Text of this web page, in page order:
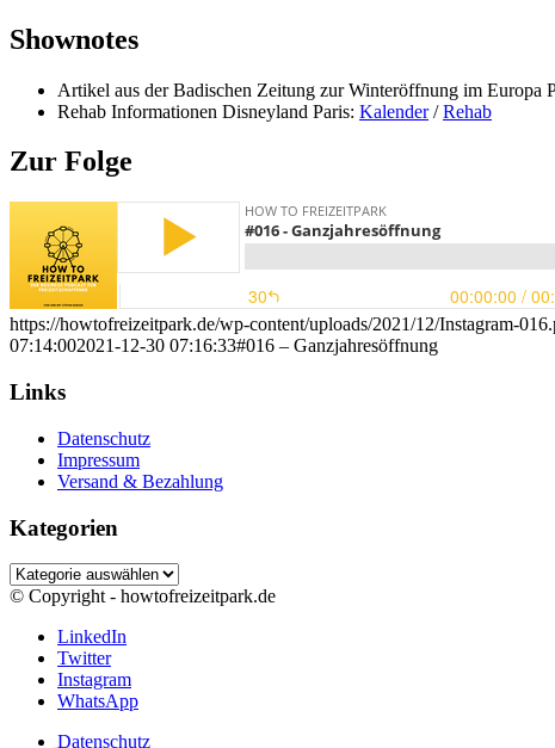
Shownotes
Artikel aus der Badischen Zeitung zur Winteröffnung im Europa
Rehab Informationen Disneyland Paris: Kalender/Rehab
Zur Folge
https://howtofreizeitpark.de/wp-content/uploads/2021/12/Instagram-
07:14:002021-12-30 07:16:33#016 – Ganzjahresöffnung
Links
Datenschutz
Impressum
Versand & Bezahlung
Kategorien
Kategorien
© Copyright - howtofreizeitpark.de
LinkedIn
Twitter
Instagram
WhatsApp
Datenschutz